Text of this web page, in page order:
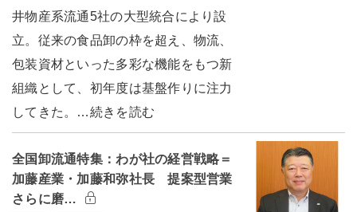
井物産系流通5社の大型統合により設
立。従来の食品卸の枠を超え、物流、
包装資材といった多彩な機能をもつ新
組織として、初年度は基盤作りに注力
してきた。…続きを読む
全国卸流通特集：わが社の経営戦略＝
加藤産業・加藤和弥社長 提案型営業
さらに磨…